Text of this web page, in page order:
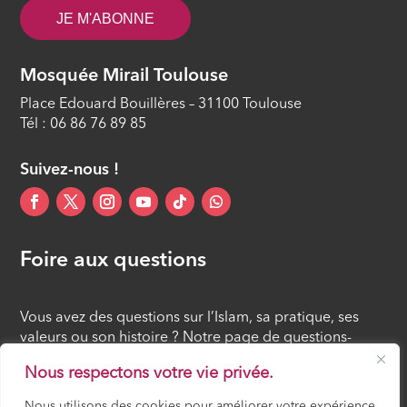
Nous respectons votre vie privée.
ÉPISODE 11
reconnaissance des bienfaits divins
ÉPISODE 12
JE M'ABONNE
Mosquée Mirail Toulouse
Place Edouard Bouillères – 31100 Toulouse
Tél : 06 86 76 89 85
Suivez-nous !
Foire aux questions
Vous avez des questions sur l’Islam, sa pratique, ses
valeurs ou son histoire ? Notre page de questions-
réponses rassemble des réponses claires et accessibles
à tous, croyants ou simples curieux.